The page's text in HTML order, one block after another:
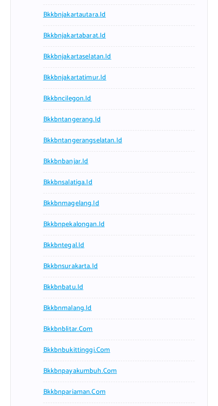
Bkkbnjakartautara.id
Bkkbnjakartabarat.id
Bkkbnjakartaselatan.id
Bkkbnjakartatimur.id
Bkkbncilegon.id
Bkkbntangerang.id
Bkkbntangerangselatan.id
Bkkbnbanjar.id
Bkkbnsalatiga.id
Bkkbnmagelang.id
Bkkbnpekalongan.id
Bkkbntegal.id
Bkkbnsurakarta.id
Bkkbnbatu.id
Bkkbnmalang.id
Bkkbnblitar.com
Bkkbnbukittinggi.com
Bkkbnpayakumbuh.com
Bkkbnpariaman.com